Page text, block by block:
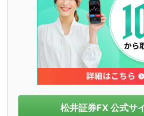
松井証券FX 公式サ